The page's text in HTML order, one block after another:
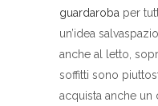
guardaroba per
un’idea
anche al letto,
soffitti sono
acquista anche un